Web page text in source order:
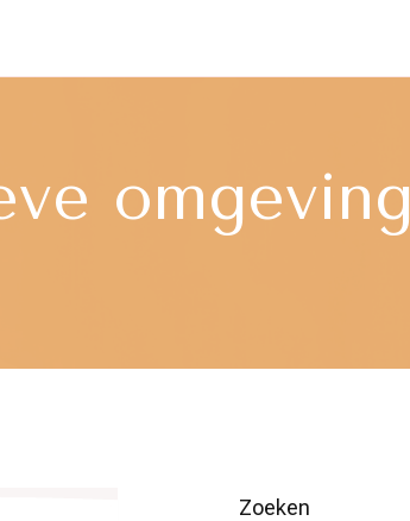
omgeving
Zoeken